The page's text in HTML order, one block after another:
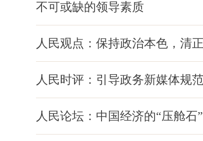
不可或缺的领导素质
人民观点：保持政治本色，清
人民时评：引导政务新媒体规
人民论坛：中国经济的“压舱石”